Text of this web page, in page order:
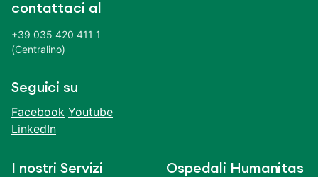
contattaci al
+39 035 420 411 1
(Centralino)
Seguici su
Facebook Youtube
LinkedIn
I nostri Servizi Ospedali Humanitas